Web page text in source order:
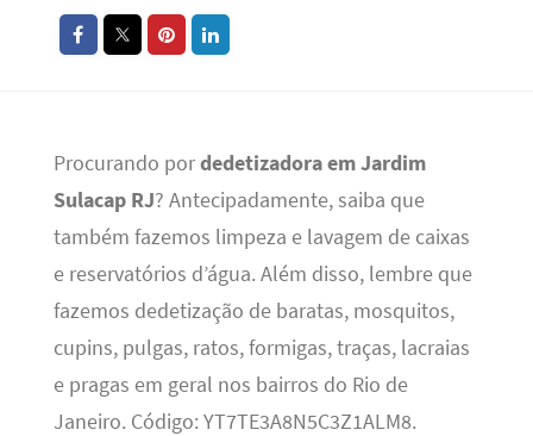
Procurando pordedetizadora em Jardim
Sulacap RJ? Antecipadamente, saiba que
também fazemos limpeza e lavagem de caixas
e reservatórios d’água. Além disso, lembre que
fazemos dedetização de baratas, mosquitos,
cupins, pulgas, ratos, formigas, traças, lacraias
e pragas em geral nos bairros do Rio de
Janeiro. Código: YT7TE3A8N5C3Z1ALM8.